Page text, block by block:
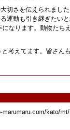
切さを伝えられまし
運動も引き継ぎたい
なります。動物たち
考えてます。皆さん
marumaru.com/kato/